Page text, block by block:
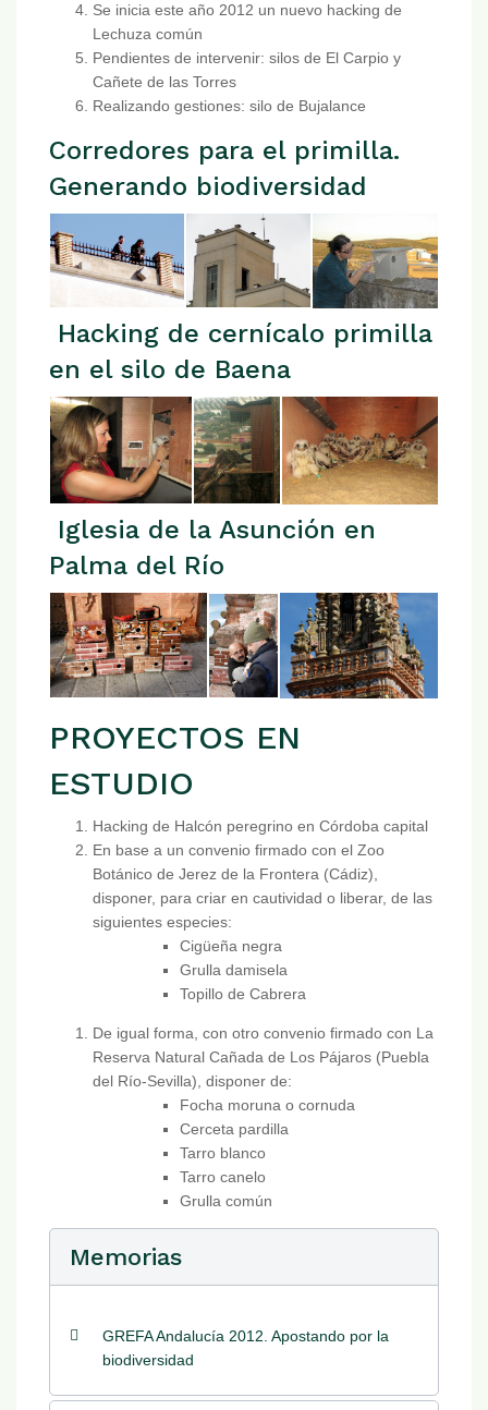
Se inicia este año 2012 un nuevo hacking de
Lechuza común
Pendientes de intervenir: silos de El Carpio y
Cañete de las Torres
Realizando gestiones: silo de Bujalance
Corredores para el primilla.
Generando biodiversidad
Hacking de cernícalo primilla
en el silo de Baena
Iglesia de la Asunción en
Palma del Río
PROYECTOS EN
ESTUDIO
Hacking de Halcón peregrino en Córdoba capital
En base a un convenio firmado con el Zoo
Botánico de Jerez de la Frontera (Cádiz),
disponer, para criar en cautividad o liberar, de las
siguientes especies:
Cigüeña negra
Grulla damisela
Topillo de Cabrera
De igual forma, con otro convenio firmado con La
Reserva Natural Cañada de Los Pájaros (Puebla
del Río-Sevilla), disponer de:
Focha moruna o cornuda
Cerceta pardilla
Tarro blanco
Tarro canelo
Grulla común
Memorias
GREFA Andalucía 2012. Apostando por la
biodiversidad